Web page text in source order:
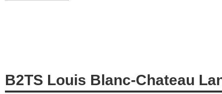
B2TS Louis Blanc-Chateau